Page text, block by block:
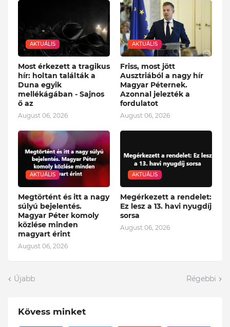
AKTUÁLIS
Most érkezett a tragikus
hír: holtan találták a
Duna egyik
mellékágában - Sajnos
ő az
August 06, 2026
AKTUÁLIS
Friss, most jött
Ausztriából a nagy hír
Magyar Péternek.
Azonnal jelezték a
fordulatot
August 06, 2026
AKTUÁLIS
Megtörtént és itt a nagy
súlyú bejelentés.
Magyar Péter komoly
közlése minden
magyart érint
August 06, 2026
AKTUÁLIS
Megérkezett a rendelet:
Ez lesz a 13. havi nyugdíj
sorsa
August 06, 2026
Újabb Régebbi
Kövess minket